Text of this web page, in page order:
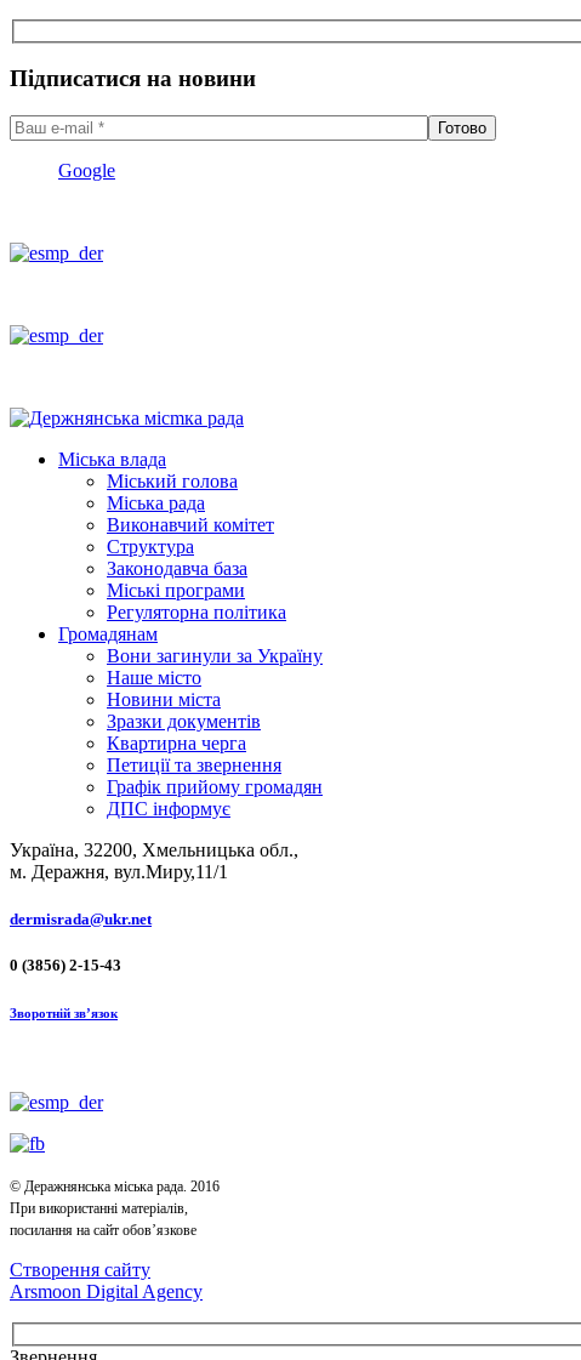
Підписатися на новини
Google
Міська влада
Міський голова
Міська рада
Виконавчий комітет
Структура
Законодавча база
Міські програми
Регуляторна політика
Громадянам
Вони загинули за Україну
Наше місто
Новини міста
Зразки документів
Квартирна черга
Петиції та звернення
Графік прийому громадян
ДПС інформує
Україна, 32200, Хмельницька обл.,
м. Деражня, вул.Миру,11/1
dermisrada@ukr.net
0 (3856) 2-15-43
Зворотній зв’язок
© Деражнянська міська рада. 2016
При використанні матеріалів,
посилання на сайт обов’язкове
Створення сайту
Arsmoon Digital Agency